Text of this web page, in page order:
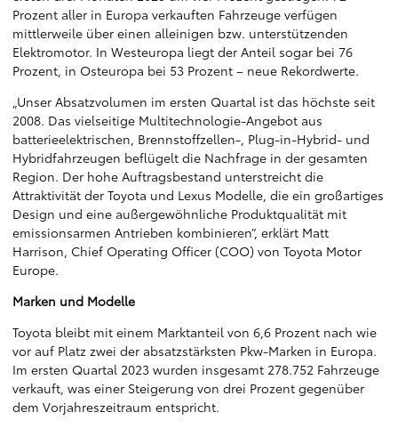
Prozent aller in Europa verkauften Fahrzeuge verfügen
mittlerweile über einen alleinigen bzw. unterstützenden
Elektromotor. In Westeuropa liegt der Anteil sogar bei 76
Prozent, in Osteuropa bei 53 Prozent – neue Rekordwerte.
„Unser Absatzvolumen im ersten Quartal ist das höchste seit
2008. Das vielseitige Multitechnologie-Angebot aus
batterieelektrischen, Brennstoffzellen-, Plug-in-Hybrid- und
Hybridfahrzeugen beflügelt die Nachfrage in der gesamten
Region. Der hohe Auftragsbestand unterstreicht die
Attraktivität der Toyota und Lexus Modelle, die ein großartiges
Design und eine außergewöhnliche Produktqualität mit
emissionsarmen Antrieben kombinieren“, erklärt Matt
Harrison, Chief Operating Officer (COO) von Toyota Motor
Europe.
Marken und Modelle
Toyota bleibt mit einem Marktanteil von 6,6 Prozent nach wie
vor auf Platz zwei der absatzstärksten Pkw-Marken in Europa.
Im ersten Quartal 2023 wurden insgesamt 278.752 Fahrzeuge
verkauft, was einer Steigerung von drei Prozent gegenüber
dem Vorjahreszeitraum entspricht.